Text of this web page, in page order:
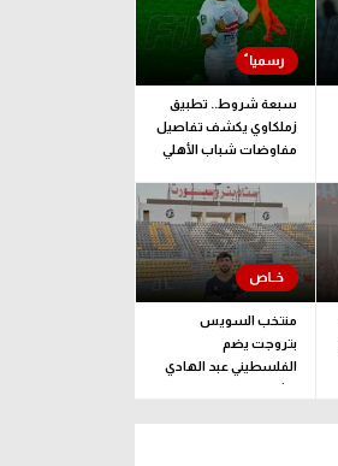
سبعة شروط.. تطبيق
زملكاوي يكشف تفاصيل
مفاوضات شباب الأهلي
منتخب السويس
بتروجت يضم
الفلسطيني عبد الهادي
راشد